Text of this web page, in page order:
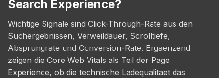
Search Experience?
Wichtige Signale sind Click-Through-Rate aus den
Suchergebnissen, Verweildauer, Scrolltiefe,
Absprungrate und Conversion-Rate. Ergaenzend
zeigen die Core Web Vitals als Teil der Page
Experience, ob die technische Ladequalitaet das